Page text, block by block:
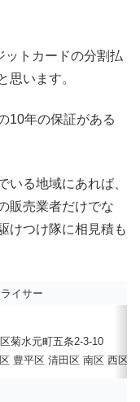
ットカードの分割払
思います。
10年の保証がある
いる地域にあれば、
販売業者だけでな
けつけ隊に相見積も
イサー
菊水元町五条2-3-10
豊平区 清田区 南区 西区